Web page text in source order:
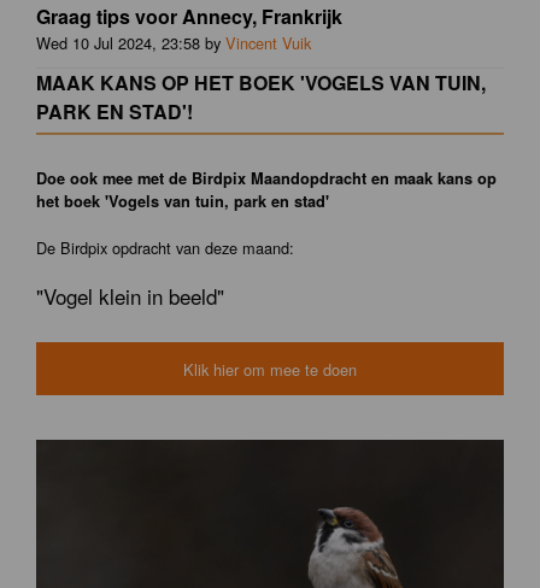
Graag tips voor Annecy, Frankrijk
Wed 10 Jul 2024, 23:58 by Vincent Vuik
MAAK KANS OP HET BOEK 'VOGELS VAN TUIN,
PARK EN STAD'!
Doe ook mee met de Birdpix Maandopdracht en maak kans op
het boek 'Vogels van tuin, park en stad'
De Birdpix opdracht van deze maand:
"Vogel klein in beeld"
Klik hier om mee te doen